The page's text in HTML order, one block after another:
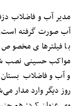
مدیر آب و فاضلاب
آب صورت گرفته
با فیلترهای مخصوص
مواکب حسینی نصب
و آب و فاضلاب
روز دیگر وارد مدار